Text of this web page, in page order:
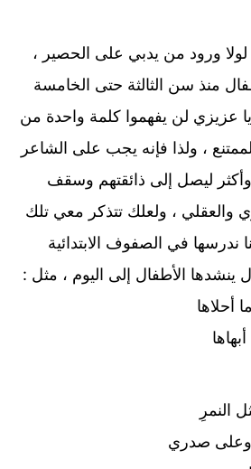
ورود من يدبي على الحصير ،
منذ سن الثالثة حتى الخامسة
يا عزيزي لن يفهموا كلمة واحدة من
، ولذا فإنه يجب على الشاعر
وأكثر ليصل إلى ذائقتهم وسقف
والعقلي ، ولعلك تتذكر معي تلك
ندرسها في الصفوف الابتدائية
ينشدها الأطفال إلى اليوم ، مثل :
أحلاها
النمرِ
صدري